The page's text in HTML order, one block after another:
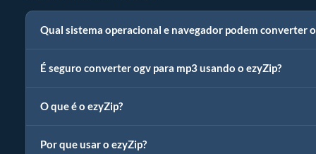
Qual sistema operacional e navegador podem converter
É seguro converter ogv para mp3 usando o ezyZip?
O que é o ezyZip?
Por que usar o ezyZip?